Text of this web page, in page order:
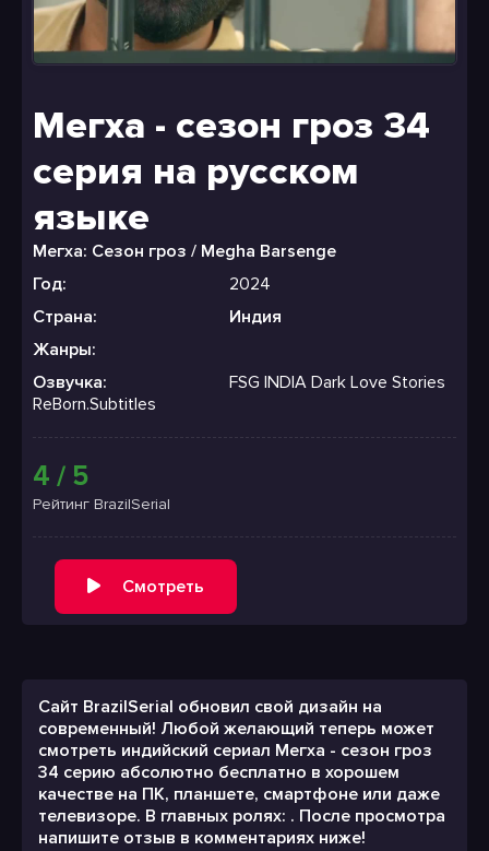
Мегха - сезон гроз 34
серия на русском
языке
Мегха: Сезон гроз / Megha Barsenge
Год:
2024
Страна:
Индия
Жанры:
Озвучка:
FSG INDIA Dark Love Stories
ReBorn.Subtitles
4 / 5
Рейтинг BrazilSerial
Смотреть
Сайт BrazilSerial обновил свой дизайн на
современный! Любой желающий теперь может
смотреть индийский сериал Мегха - сезон гроз
34 серию абсолютно бесплатно в хорошем
качестве на ПК, планшете, смартфоне или даже
телевизоре. В главных ролях: . После просмотра
напишите отзыв в комментариях ниже!